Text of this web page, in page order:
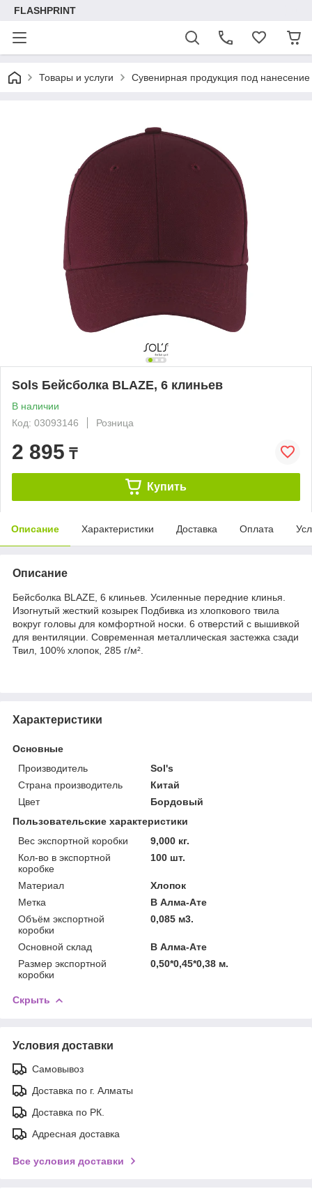
FLASHPRINT
Товары и услуги Сувенирная продукция под нанесение
Sols Бейсболка BLAZE, 6 клиньев
В наличии
Код: 03093146
Розница
2 895 ₸
Купить
Описание Характеристики Доставка Оплата
Описание
Бейсболка BLAZE, 6 клиньев. Усиленные передние клинья.
Изогнутый жесткий козырек Подбивка из хлопкового твила
вокруг головы для комфортной носки. 6 отверстий с вышивкой
для вентиляции. Современная металлическая застежка сзади
Твил, 100% хлопок, 285 г/м².
Характеристики
Основные
Производитель
Sol's
Страна производитель
Китай
Цвет
Бордовый
Пользовательские характеристики
Вес экспортной коробки
9,000 кг.
Кол-во в экспортной
коробке
100 шт.
Материал
Хлопок
Метка
В Алма-Ате
Объём экспортной
коробки
0,085 м3.
Основной склад
В Алма-Ате
Размер экспортной
коробки
0,50*0,45*0,38 м.
Скрыть
Условия доставки
Самовывоз
Доставка по г. Алматы
Доставка по РК.
Адресная доставка
Все условия доставки